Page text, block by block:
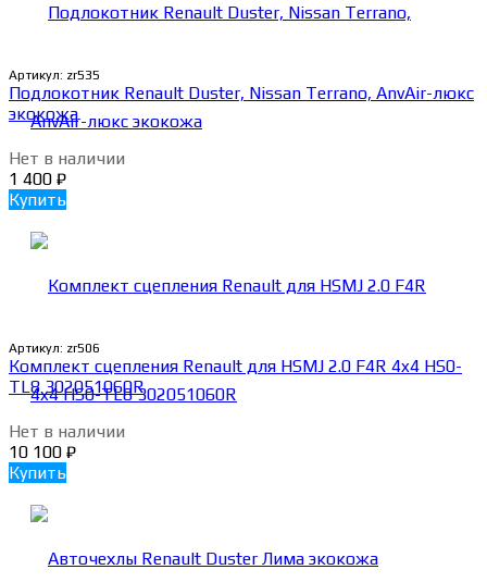
Артикул: zr535
Подлокотник Renault Duster, Nissan Terrano, AnvAir-люкс
экокожа
Нет в наличии
1 400 ₽
Купить
Артикул: zr506
Комплект сцепления Renault для HSMJ 2.0 F4R 4x4 HS0-
TL8 302051060R
Нет в наличии
10 100 ₽
Купить